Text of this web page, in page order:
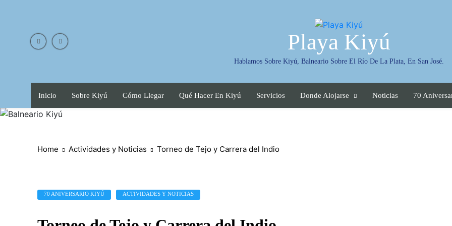
Playa Kiyú
Hablamos Sobre Kiyú, Balneario Sobre El Río De La Plata, En San José.
Inicio Sobre Kiyú Cómo Llegar Qué Hacer En Kiyú Servicios Donde Alojarse Noticias 70
Home Actividades y Noticias Torneo de Tejo y Carrera del Indio
70 ANIVERSARIO KIYÚ ACTIVIDADES Y NOTICIAS